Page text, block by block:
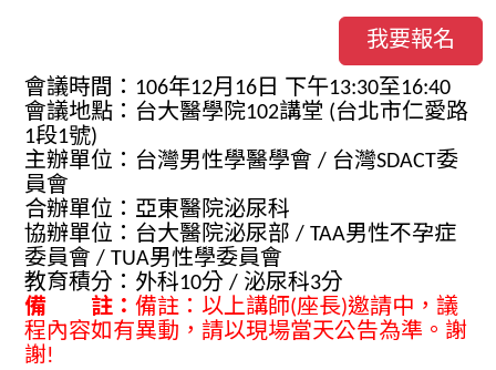
我要報名
會議時間：106年12月16日 下午13:30至16:40
會議地點：台大醫學院102講堂 (台北市仁愛路
1段1號)
主辦單位：台灣男性學醫學會 / 台灣SDACT委
員會
合辦單位：亞東醫院泌尿科
協辦單位：台大醫院泌尿部 / TAA男性不孕症
委員會 / TUA男性學委員會
教育積分：外科10分 / 泌尿科3分
備 註： 備註：以上講師(座長)邀請中，議
程內容如有異動，請以現場當天公告為準。謝
謝!